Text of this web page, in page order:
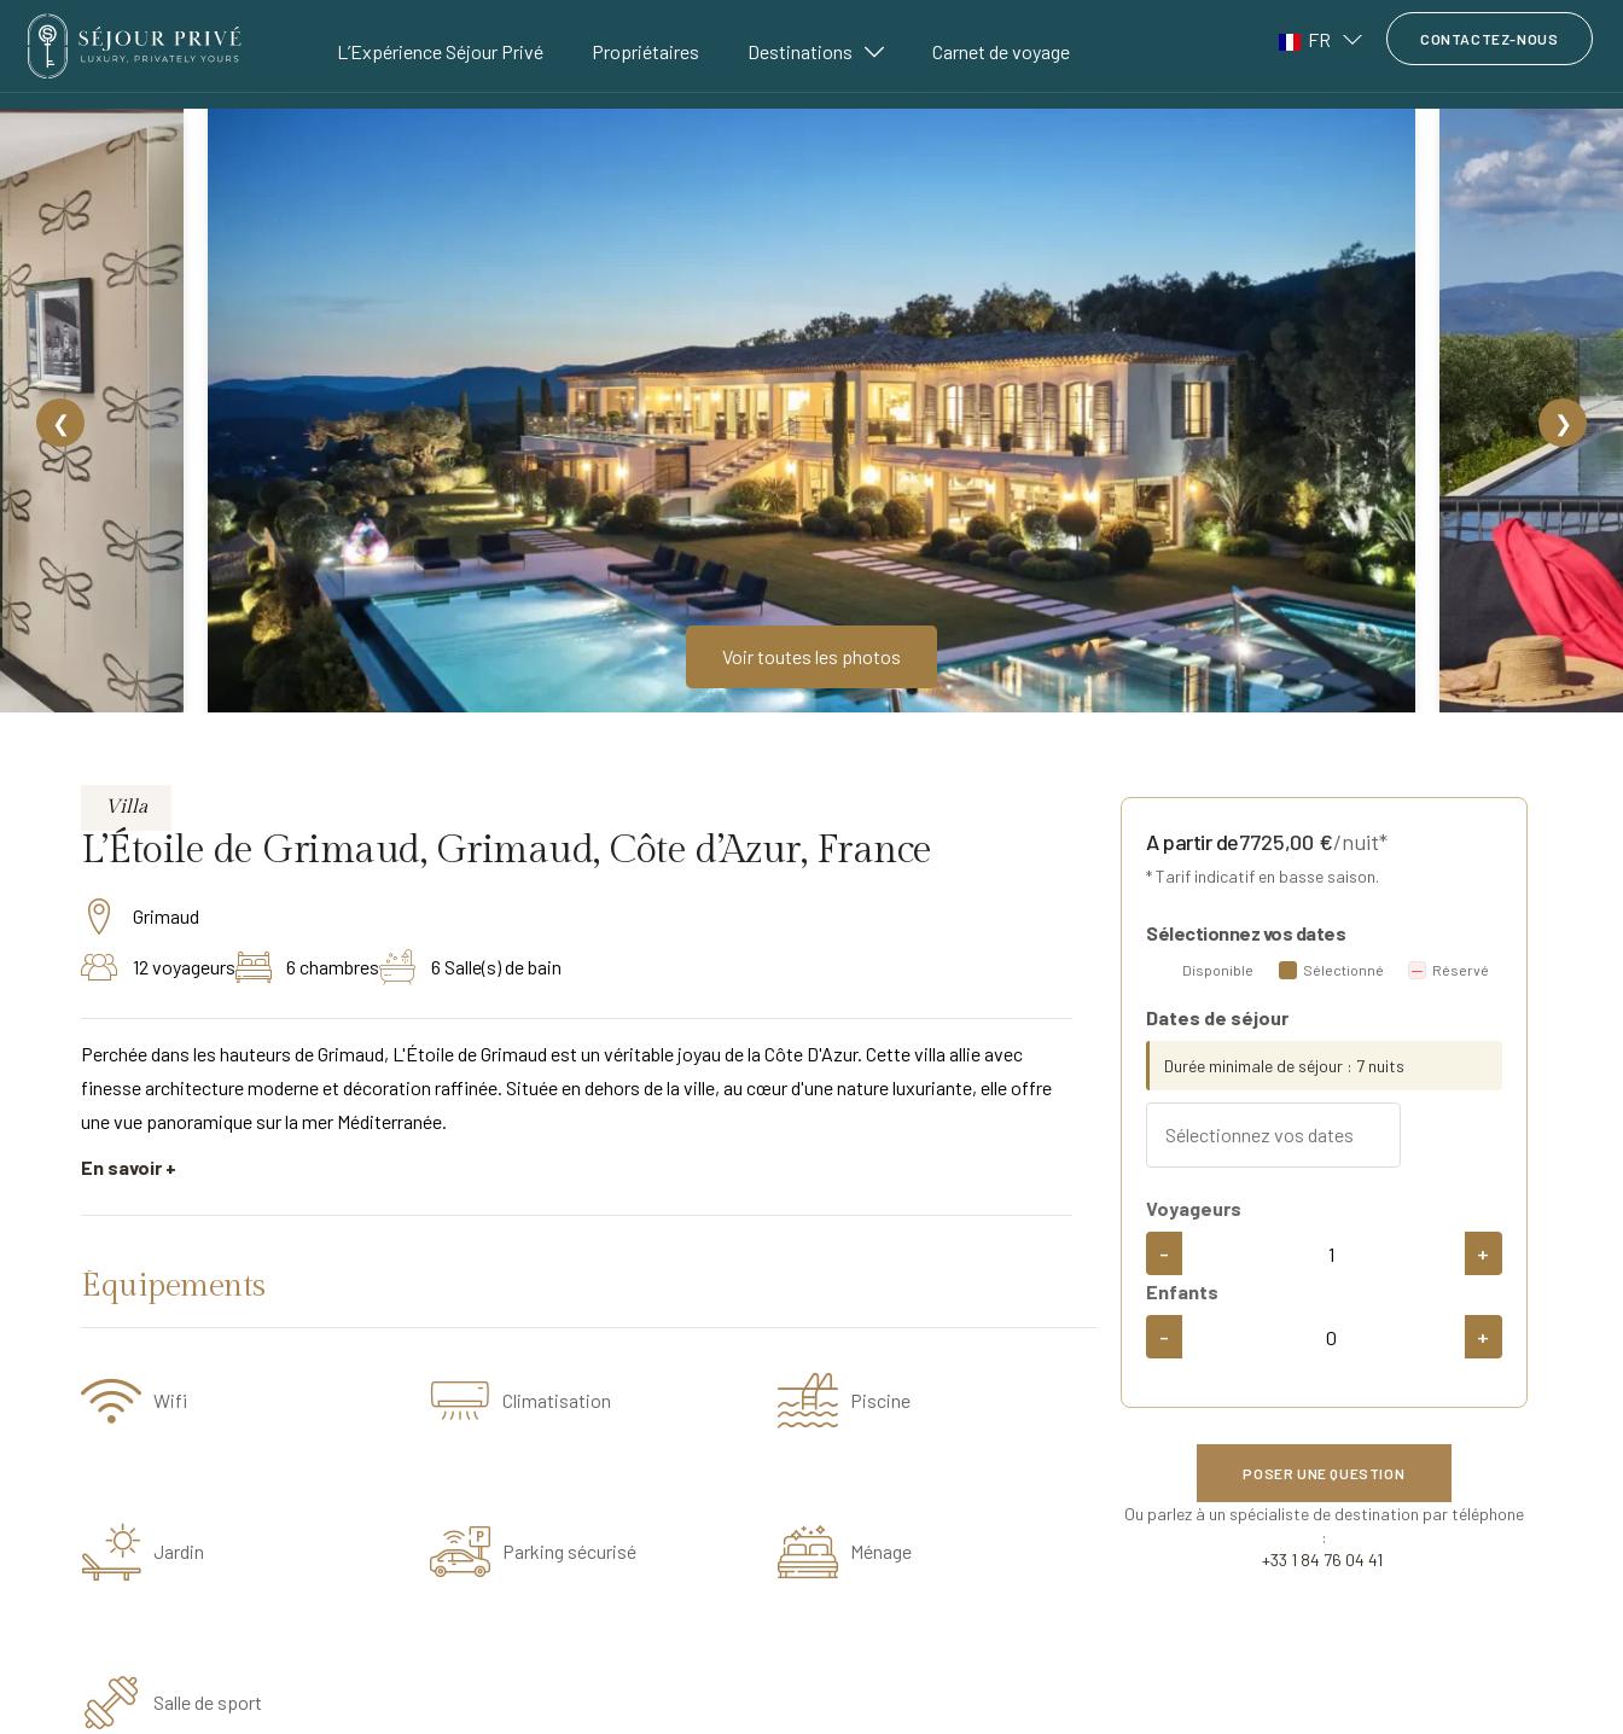
L’Expérience Séjour Privé Propriétaires Destinations Carnet de voyage
FR CONTACTEZ-NOUS
❮ ❯
Voir toutes les photos
Villa
L’Étoile de Grimaud, Grimaud, Côte d’Azur, France
Grimaud
12 voyageurs 6 chambres 6 Salle(s) de bain
Perchée dans les hauteurs de Grimaud, L'Étoile de Grimaud est un véritable joyau de la Côte D'Azur. Cette villa allie avec
finesse architecture moderne et décoration raffinée. Située en dehors de la ville, au cœur d'une nature luxuriante, elle offre
une vue panoramique sur la mer Méditerranée.
En savoir +
Équipements
Wifi Climatisation Piscine
Jardin Parking sécurisé Ménage
Salle de sport
A partir de7725,00 €/nuit*
* Tarif indicatif en basse saison.
Sélectionnez vos dates
Disponible Sélectionné Réservé
Dates de séjour
Durée minimale de séjour : 7 nuits
Voyageurs
- +
Enfants
- +
POSER UNE QUESTION
Ou parlez à un spécialiste de destination par téléphone
:
+33 1 84 76 04 41